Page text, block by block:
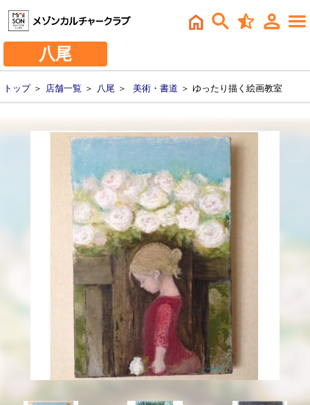
八尾
トップ＞ 店舗一覧 ＞ 八尾 ＞ 美術・書道 ＞ ゆったり描く絵画教室